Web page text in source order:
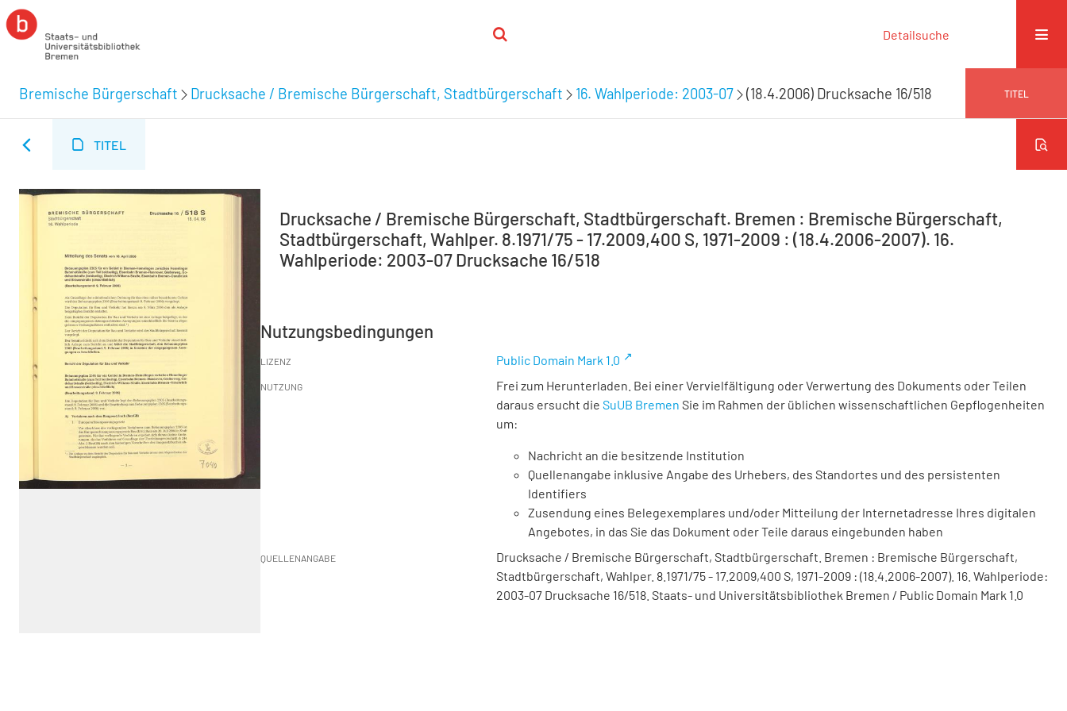
Detailsuche
Bremische Bürgerschaft Drucksache / Bremische Bürgerschaft, Stadtbürgerschaft 16. Wahlperiode: 2003-07 (18.4.2006) Drucksache 16/518 TITEL
TITEL
Drucksache / Bremische Bürgerschaft, Stadtbürgerschaft. Bremen : Bremische Bürgerschaft,
Stadtbürgerschaft, Wahlper. 8.1971/75 - 17.2009,400 S, 1971-2009 : (18.4.2006-2007). 16.
Wahlperiode: 2003-07 Drucksache 16/518
Nutzungsbedingungen
LIZENZ Public Domain Mark 1.0
NUTZUNG
Frei zum Herunterladen. Bei einer Vervielfältigung oder Verwertung des Dokuments oder Teilen
daraus ersucht die SuUB Bremen Sie im Rahmen der üblichen wissenschaftlichen Gepflogenheiten
um:
Nachricht an die besitzende Institution
Quellenangabe inklusive Angabe des Urhebers, des Standortes und des persistenten
Identifiers
Zusendung eines Belegexemplares und/oder Mitteilung der Internetadresse Ihres digitalen
Angebotes, in das Sie das Dokument oder Teile daraus eingebunden haben
QUELLENANGABE
Drucksache / Bremische Bürgerschaft, Stadtbürgerschaft. Bremen : Bremische Bürgerschaft,
Stadtbürgerschaft, Wahlper. 8.1971/75 - 17.2009,400 S, 1971-2009 : (18.4.2006-2007). 16. Wahlperiode:
2003-07 Drucksache 16/518. Staats- und Universitätsbibliothek Bremen / Public Domain Mark 1.0